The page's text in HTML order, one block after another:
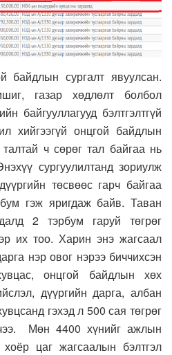
сургалт явуулсан.
газар хөдлөлт болбол
байгууллагууд бэлтгэлтгүй
хийгээгүй онцгой байдлын
ч сөрөг тал байгаа нь
сургуулилтанд зориулж
төсвөөс гарч байгаа
гэж яригдаж байв. Таван
2 тэрбум гаруй төгрөг
их тоо. Харин энэ жагсаал
нэр овог нэрээ биччихсэн
онцгой байдлын хөх
дүүргийн дарга, албан
гэхэд л 500 сая төгрөг
Мөн 4400 хүнийг ажлын
цаг жагсаалын бэлтгэл